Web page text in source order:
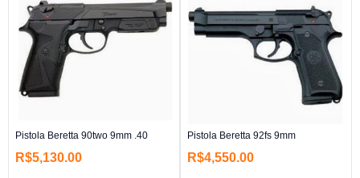
Pistola Beretta 90two 9mm .40
R$5,130.00
Pistola Beretta 92fs 9mm
R$4,550.00